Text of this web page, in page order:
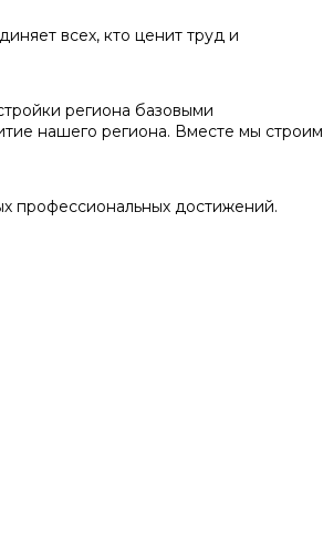
всех, кто ценит труд и
региона базовыми
нашего региона. Вместе мы строим
профессиональных достижений.